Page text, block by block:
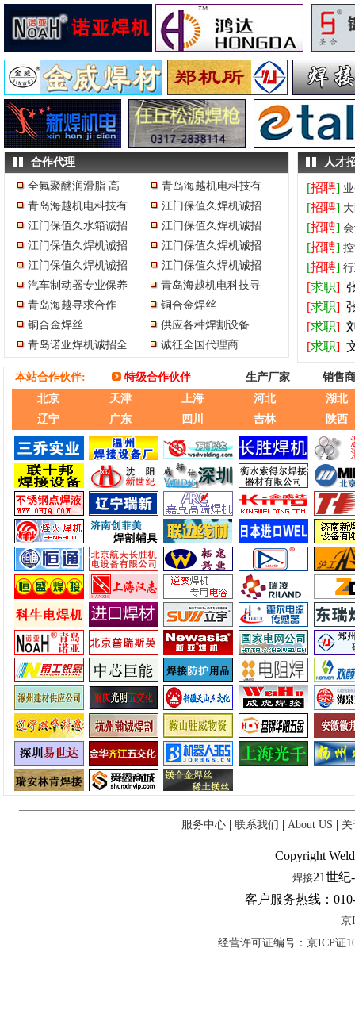
合作代理
全氟聚醚润滑脂 高
青岛海越机电科技有
青岛海越机电科技有
江门保值久焊机诚招
江门保值久水箱诚招
江门保值久焊机诚招
江门保值久焊机诚招
江门保值久焊机诚招
江门保值久焊机诚招
江门保值久焊机诚招
汽车制动器专业保养
青岛海越机电科技寻
青岛海越寻求合作
铜合金焊丝
铜合金焊丝
供应各种焊割设备
青岛诺亚焊机诚招全
诚征全国代理商
人才
[招聘]
[招聘]
[招聘]
[招聘]
[招聘]
[求职]
[求职]
[求职]
[求职]
本站合作伙伴: 特级合作伙伴 生产厂家
销售商
北京
天津 上海 河北
湖北
辽宁
广东 四川 吉林 陕西
服务中心 | 联系我们 | About US |
Copyright
焊接21世纪
客户服务热线：
京
经营许可证编号：京ICP证